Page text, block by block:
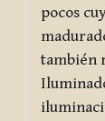
pocos
también